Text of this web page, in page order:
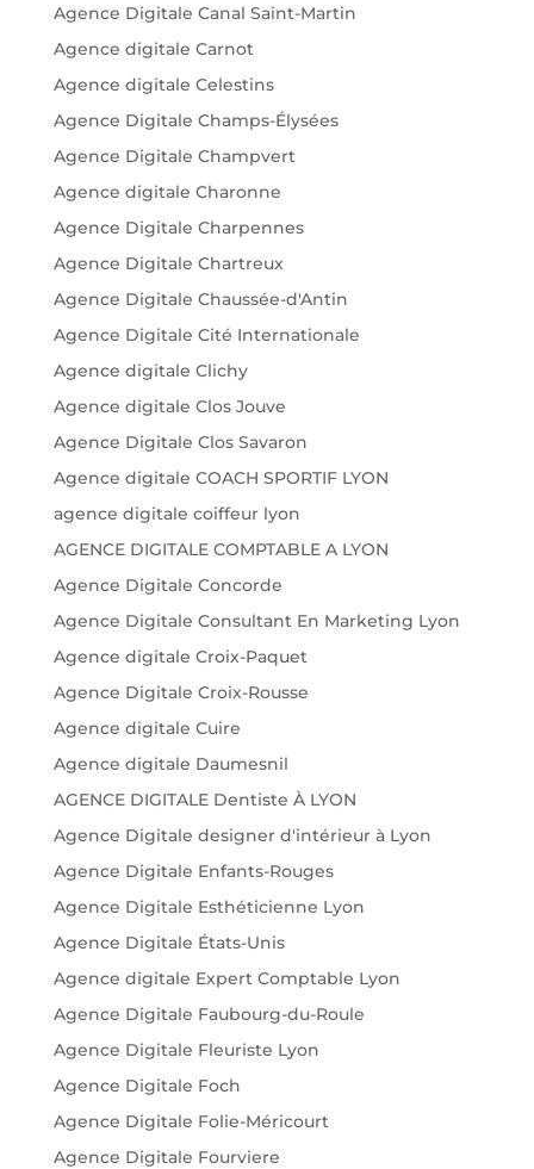
Agence Digitale Canal Saint-Martin
Agence digitale Carnot
Agence digitale Celestins
Agence Digitale Champs-Élysées
Agence Digitale Champvert
Agence digitale Charonne
Agence Digitale Charpennes
Agence Digitale Chartreux
Agence Digitale Chaussée-d'Antin
Agence Digitale Cité Internationale
Agence digitale Clichy
Agence digitale Clos Jouve
Agence Digitale Clos Savaron
Agence digitale COACH SPORTIF LYON
agence digitale coiffeur lyon
AGENCE DIGITALE COMPTABLE A LYON
Agence Digitale Concorde
Agence Digitale Consultant En Marketing Lyon
Agence digitale Croix-Paquet
Agence Digitale Croix-Rousse
Agence digitale Cuire
Agence digitale Daumesnil
AGENCE DIGITALE Dentiste À LYON
Agence Digitale designer d'intérieur à Lyon
Agence Digitale Enfants-Rouges
Agence Digitale Esthéticienne Lyon
Agence Digitale États-Unis
Agence digitale Expert Comptable Lyon
Agence Digitale Faubourg-du-Roule
Agence Digitale Fleuriste Lyon
Agence Digitale Foch
Agence Digitale Folie-Méricourt
Agence Digitale Fourviere